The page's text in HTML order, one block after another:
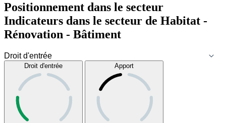
Positionnement dans le secteur
Indicateurs dans le secteur de Habitat -
Rénovation - Bâtiment
Droit d'entrée Apport